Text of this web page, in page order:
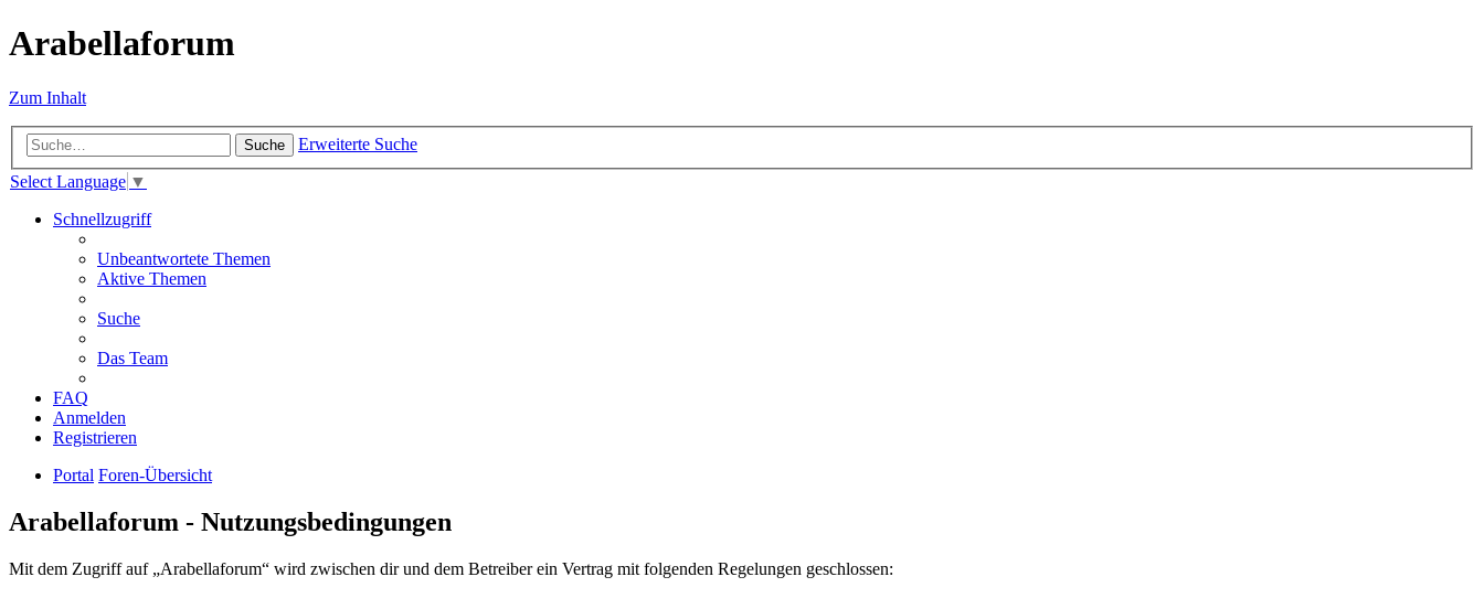
Arabellaforum
Zum Inhalt
Suche
Erweiterte Suche
Select Language ▼
Schnellzugriff
Unbeantwortete Themen
Aktive Themen
Suche
Das Team
FAQ
Anmelden
Registrieren
Portal Foren-Übersicht
Arabellaforum - Nutzungsbedingungen
Mit dem Zugriff auf „Arabellaforum“ wird zwischen dir und dem Betreiber ein Vertrag mit folgenden Regelungen geschlossen: